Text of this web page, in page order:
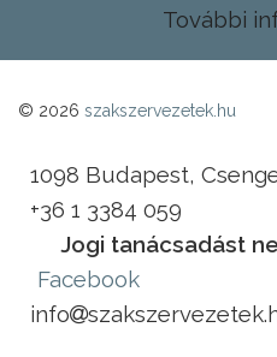
További
© 2026 szakszervezetek.hu
1098 Budapest,
+36 1 3384 059
Jogi tanácsadást
Facebook
info